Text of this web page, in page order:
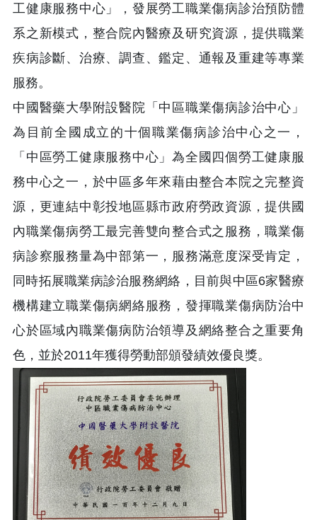
工健康服務中心 」， 發展勞工職業傷病診治預防體
系之新模式，整合院內醫療及研究資源，提供職業
疾病診斷、治療、調查、鑑定、通報及重建等專業
服務。
中國醫藥大學附設醫院「中區職業傷病診治中心」
為目前全國成立的十個職業傷病診治中心之一，
「中區勞工健康服務中心」為全國四個勞工健康服
務中心之一，於中區多年來藉由整合本院之完整資
源，更連結中彰投地區縣市政府勞政資源，提供國
內職業傷病勞工最完善雙向整合式之服務，職業傷
病診察服務量為中部第一，服務滿意度深受肯定，
同時拓展職業病診治服務網絡，目前與中區6家醫療
機構建立職業傷病網絡服務，發揮職業傷病防治中
心於區域內職業傷病防治領導及網絡整合之重要角
色，並於2011年獲得勞動部頒發績效優良獎。